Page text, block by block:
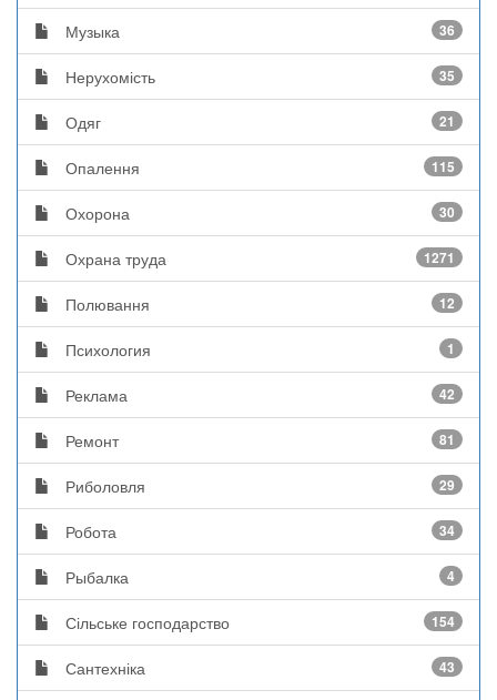
Музыка 36
Нерухомість 35
Одяг 21
Опалення 115
Охорона 30
Охрана труда 1271
Полювання 12
Психология 1
Реклама 42
Ремонт 81
Риболовля 29
Робота 34
Рыбалка 4
Сільське господарство 154
Сантехніка 43